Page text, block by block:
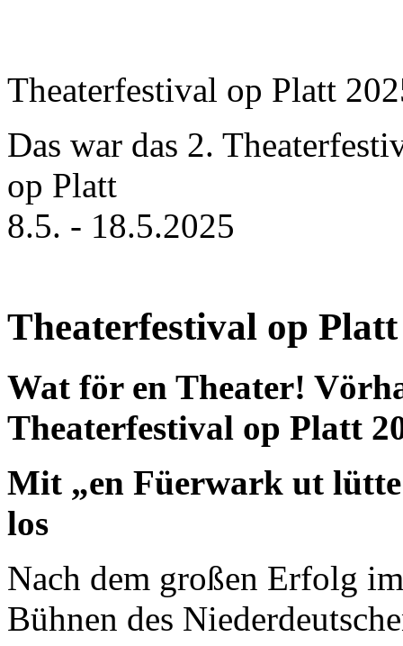
Theaterfestival op Platt
Das war das 2.
op Platt
8.5. - 18.5.2025
Theaterfestival op Platt
Wat för en Theater!
Theaterfestival op Platt
Mit „en Füerwark ut lütte
los
Nach dem großen Erfolg
Bühnen des